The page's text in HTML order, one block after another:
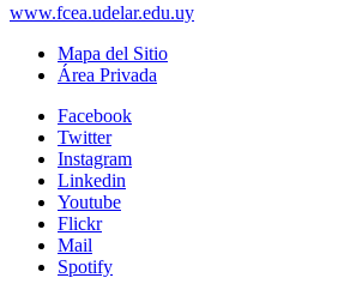
www.fcea.udelar.edu.uy
Mapa del Sitio
Área Privada
Facebook
Twitter
Instagram
Linkedin
Youtube
Flickr
Mail
Spotify